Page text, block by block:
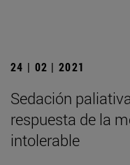
24 | 02 | 2021
Sedación
respuesta de la
intolerable